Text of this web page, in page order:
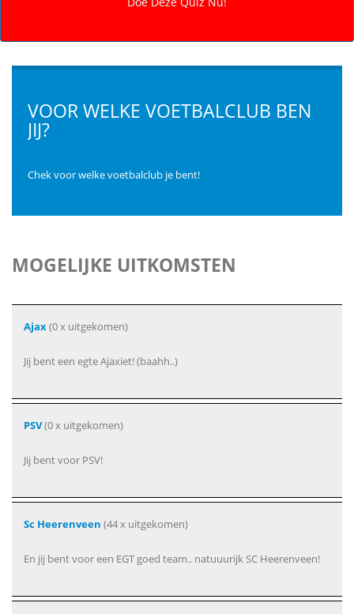
VOOR WELKE VOETBALCLUB BEN
JIJ?
Chek voor welke voetbalclub je bent!
MOGELIJKE UITKOMSTEN
Ajax(0 x uitgekomen)
Jij bent een egte Ajaxiet! (baahh..)
PSV(0 x uitgekomen)
Jij bent voor PSV!
Sc Heerenveen (44 x uitgekomen)
En jij bent voor een EGT goed team.. natuuurijk SC Heerenveen!